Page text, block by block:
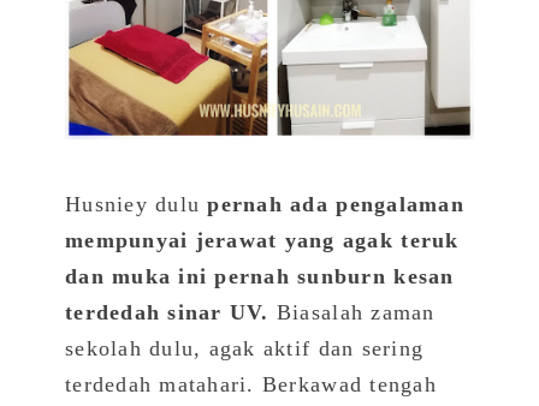
Husniey dulupernah ada pengalaman
mempunyai jerawat yang agak teruk
dan muka ini pernah sunburn kesan
terdedah sinar UV. Biasalah zaman
sekolah dulu, agak aktif dan sering
terdedah matahari. Berkawad tengah